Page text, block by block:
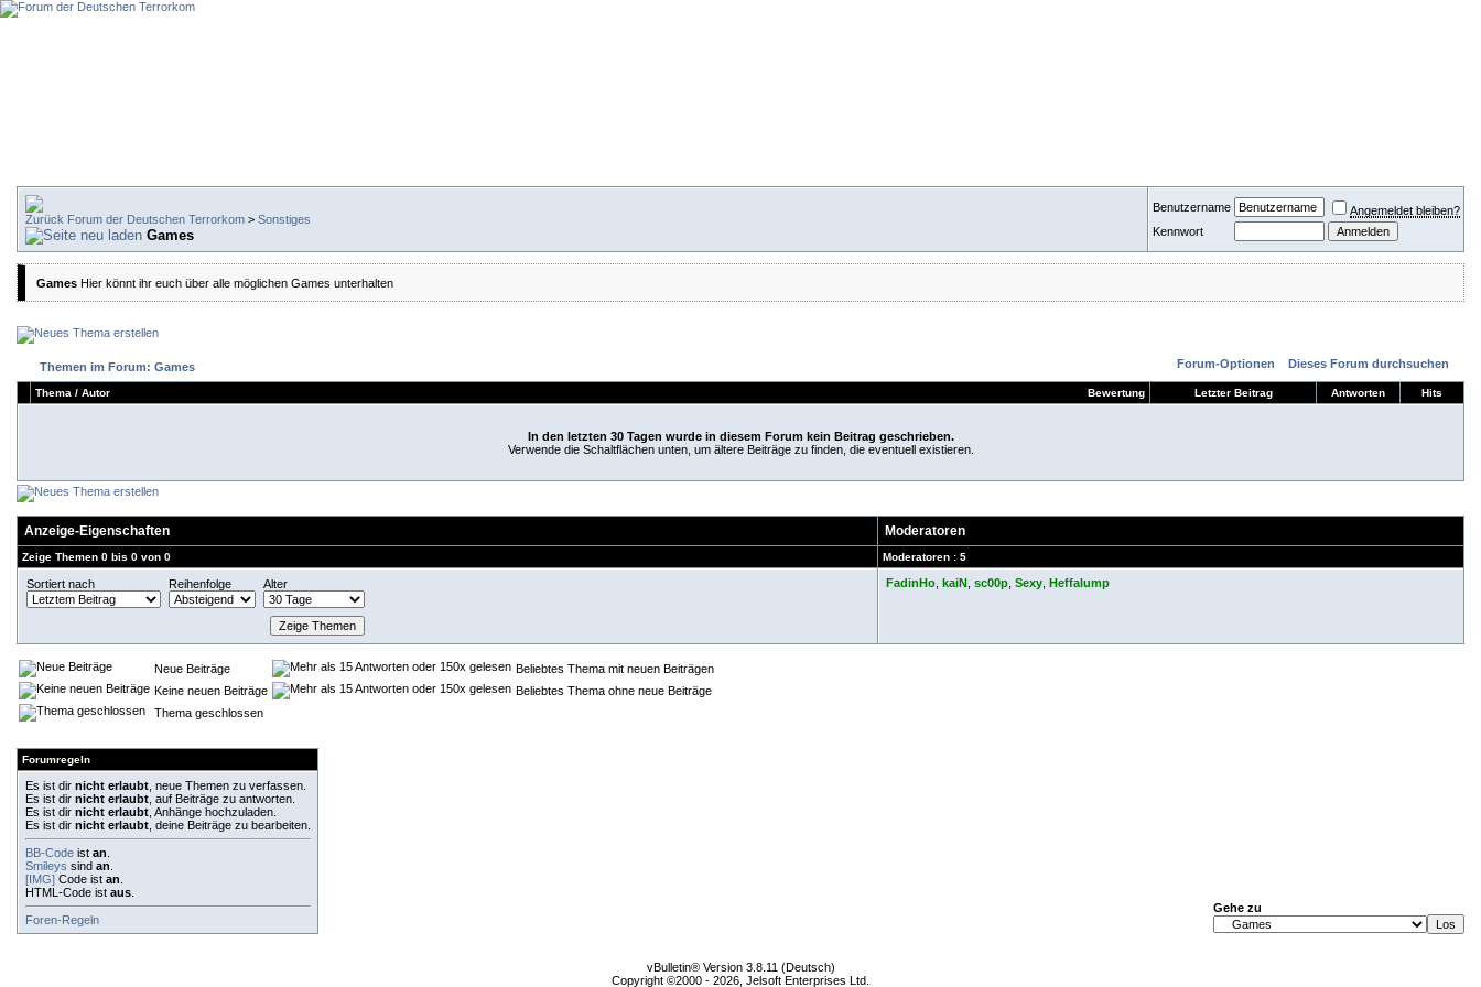
Forum der Deutschen Terrorkom > Sonstiges
Games
Benutzername
Angemeldet bleiben?
Kennwort
Games Hier könnt ihr euch über alle möglichen Games unterhalten
Themen im Forum: Games Forum-Optionen Dieses Forum durchsuchen
Bewertung
Thema / Autor Letzter Beitrag Antworten Hits
In den letzten 30 Tagen wurde in diesem Forum kein Beitrag geschrieben.
Verwende die Schaltflächen unten, um ältere Beiträge zu finden, die eventuell existieren.
Anzeige-Eigenschaften Moderatoren
Zeige Themen 0 bis 0 von 0 Moderatoren : 5
Sortiert nach Reihenfolge Alter FadinHo kaiN sc00p Sexy Heffalump
Neue Beiträge
Beliebtes Thema mit neuen Beiträgen
Keine neuen Beiträge
Beliebtes Thema ohne neue Beiträge
Thema geschlossen
Forumregeln
Es ist dir nicht erlaubt , neue Themen zu verfassen.
Es ist dir nicht erlaubt , auf Beiträge zu antworten.
Es ist dir nicht erlaubt , Anhänge hochzuladen.
Es ist dir nicht erlaubt , deine Beiträge zu bearbeiten.
BB-Code ist an
Smileys sind an
[IMG] Code ist an
HTML-Code ist aus
Foren-Regeln
Gehe zu
vBulletin® Version 3.8.11 (Deutsch)
Copyright ©2000 - 2026, Jelsoft Enterprises Ltd.